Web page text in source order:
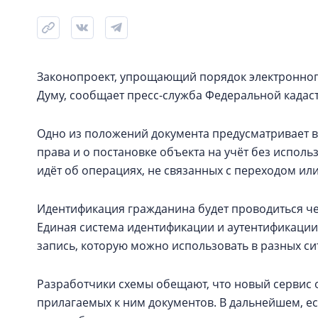
Законопроект, упрощающий порядок
Думу, сообщает пресс-служба Федеральной
Одно из положений документа предусматривает
права и о постановке объекта на учёт без
идёт об операциях, не связанных с переходом
Идентификация гражданина будет проводиться
Единая система идентификации и
запись, которую можно использовать в разных
Разработчики схемы обещают, что новый
прилагаемых к ним документов. В дальнейшем,